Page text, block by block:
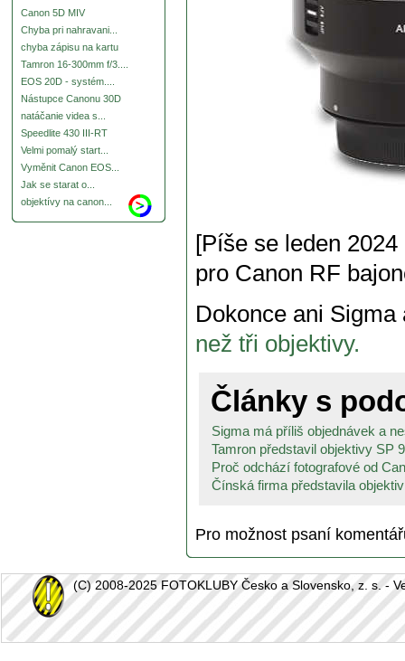
Canon 5D MIV
Chyba pri nahravani...
chyba zápisu na kartu
Tamron 16-300mm f/3....
EOS 20D - systém....
Nástupce Canonu 30D
natáčanie videa s...
Speedlite 430 III-RT
Velmi pomalý start...
Vyměnit Canon EOS...
Jak se starat o...
objektívy na canon...
[Píše se leden
pro Canon RF
Dokonce ani
než tři objektivy.
Články s
Sigma má příliš objednávek a
Tamron představil objektivy SP
Proč odchází fotografové od
Čínská firma představila
Pro možnost psaní
(C) 2008-2025 FOTOKLUBY Česko a Slovensko, z. s. -